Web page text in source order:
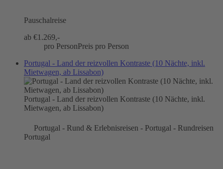
Pauschalreise
ab €1.269,-
pro PersonPreis pro Person
Portugal - Land der reizvollen Kontraste (10 Nächte, inkl.
Mietwagen, ab Lissabon)
Portugal - Land der reizvollen Kontraste (10 Nächte, inkl.
Mietwagen, ab Lissabon)
Portugal - Rund & Erlebnisreisen - Portugal - Rundreisen
Portugal